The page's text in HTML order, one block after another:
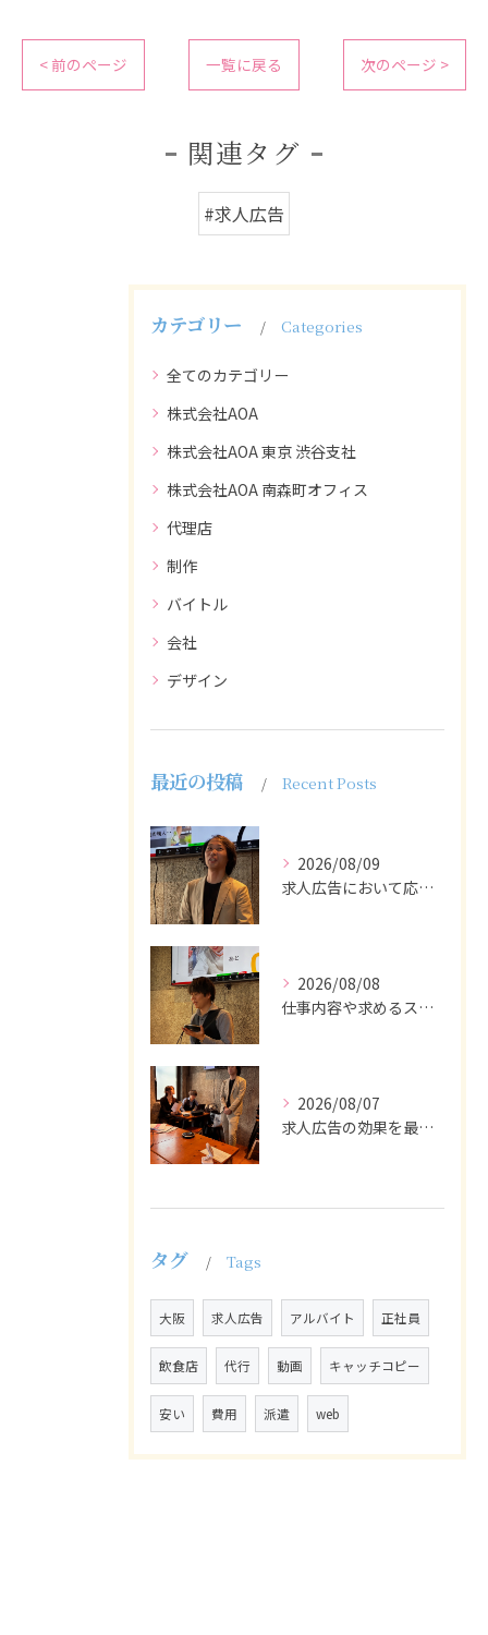
< 前のページ 一覧に戻る 次のページ >
関連タグ
#求人広告
カテゴリー Categories
全てのカテゴリー
株式会社AOA
株式会社AOA 東京 渋谷支社
株式会社AOA 南森町オフィス
代理店
制作
バイトル
会社
デザイン
最近の投稿 Recent Posts
2026/08/09
求人広告において応募者の質を大きく左右するのは、求人内容の充...
2026/08/08
仕事内容や求めるスキルを明確にし、ターゲット層に響くメッセー...
2026/08/07
求人広告の効果を最大化するために最も重要なのは、掲載タイミン...
タグ Tags
大阪 求人広告 アルバイト 正社員
飲食店 代行 動画 キャッチコピー
安い 費用 派遣 web